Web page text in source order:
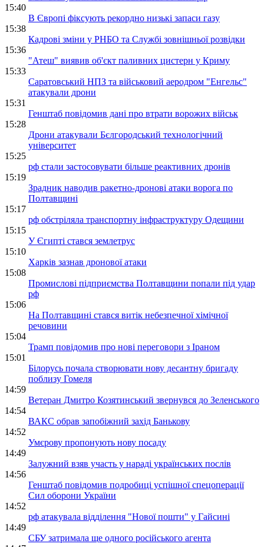
15:40
В Європі фіксують рекордно низькі запаси газу
15:38
Кадрові зміни у РНБО та Службі зовнішньої розвідки
15:36
"Атеш" виявив об'єкт паливних цистерн у Криму
15:33
Саратовський НПЗ та військовий аеродром "Енгельс"
атакували дрони
15:31
Генштаб повідомив дані про втрати ворожих військ
15:28
Дрони атакували Бєлгородський технологічний
університет
15:25
рф стали застосовувати більше реактивних дронів
15:19
Зрадник наводив ракетно-дронові атаки ворога по
Полтавщині
15:17
рф обстріляла транспортну інфраструктуру Одещини
15:15
У Єгипті стався землетрус
15:10
Харків зазнав дронової атаки
15:08
Промислові підприємства Полтавщини попали під удар
рф
15:06
На Полтавщині стався витік небезпечної хімічної
речовини
15:04
Трамп повідомив про нові переговори з Іраном
15:01
Білорусь почала створювати нову десантну бригаду
поблизу Гомеля
14:59
Ветеран Дмитро Козятинський звернувся до Зеленського
14:54
ВАКС обрав запобіжний захід Банькову
14:52
Умєрову пропонують нову посаду
14:49
Залужний взяв участь у нараді українських послів
14:56
Генштаб повідомив подробиці успішної спецоперації
Сил оборони України
14:52
рф атакувала відділення "Нової пошти" у Гайсині
14:49
СБУ затримала ще одного російського агента